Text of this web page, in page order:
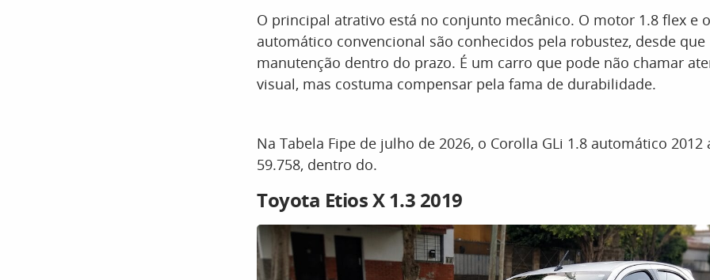
O principal atrativo está no conjunto mecânico. O motor 1.8 flex e
automático convencional são conhecidos pela robustez, desde que
manutenção dentro do prazo. É um carro que pode não chamar
visual, mas costuma compensar pela fama de durabilidade.
Na Tabela Fipe de julho de 2026, o Corolla GLi 1.8 automático 2012
59.758, dentro do.
Toyota Etios X 1.3 2019